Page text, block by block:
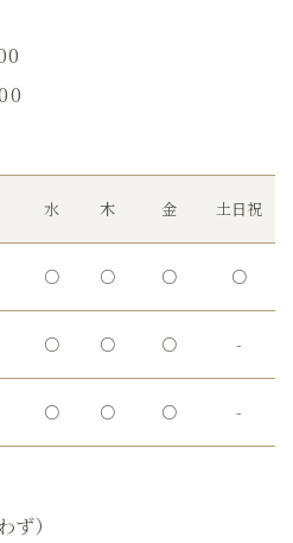
水 木 金 土日祝
○ ○ ○ ○
○ ○ ○ -
○ ○ ○ -
ず）